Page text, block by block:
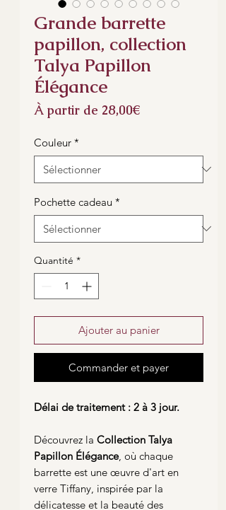
Grande barrette
papillon, collection
Talya Papillon
Élégance
À partir de 28,00€Prix
Couleur *
Pochette cadeau *
Quantité *
Ajouter au panier
Commander et payer
Délai de traitement : 2 à 3 jour.
Découvrez la Collection Talya
Papillon Élégance, où chaque
barrette est une œuvre d'art en
verre Tiffany, inspirée par la
délicatesse et la beauté des